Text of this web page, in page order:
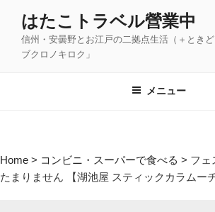
プ
はたこトラベル營業中
信州・安曇野とお江戸の二拠点生活（＋とき
ブクロノキロク」
メニュー
Home > コンビニ・スーパーで食べる > フェ
たまりません 【湖池屋 スティックカラムー